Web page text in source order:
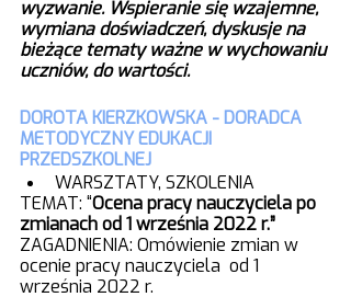
wyzwanie. Wspieranie się wzajemne,
wymiana doświadczeń, dyskusje na
bieżące tematy ważne w wychowaniu
uczniów, do wartości.
DOROTA KIERZKOWSKA - DORADCA
METODYCZNY EDUKACJI
PRZEDSZKOLNEJ
WARSZTATY, SZKOLENIA
TEMAT: “Ocena pracy nauczyciela po
zmianach od 1 września 2022 r.”
ZAGADNIENIA: Omówienie zmian w
ocenie pracy nauczyciela  od 1
września 2022 r.